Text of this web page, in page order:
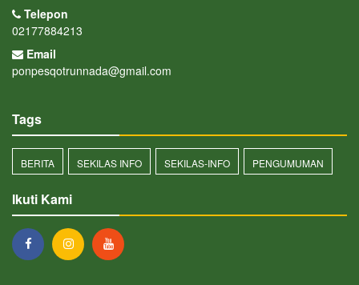
Telepon
02177884213
Email
ponpesqotrunnada@gmail.com
Tags
BERITA SEKILAS INFO SEKILAS-INFO PENGUMUMAN
Ikuti Kami